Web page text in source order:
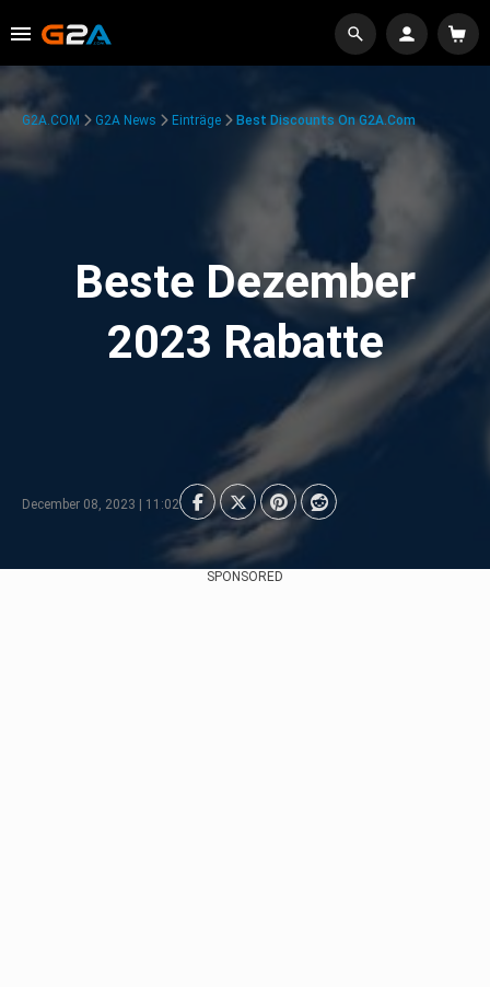
G2A.COM G2A News Einträge Best Discounts On G2A.com
Beste Dezember
2023 Rabatte
December 08, 2023 | 11:02
SPONSORED